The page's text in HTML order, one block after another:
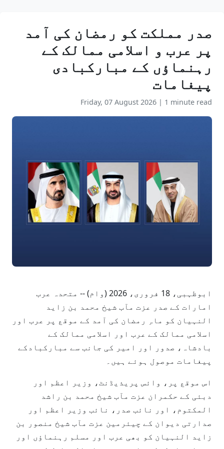
صدر مملکت کو رمضان کی آمد
پر عرب و اسلامی ممالک کے
رہنماؤں کے مبارکبادی
پیغامات
Friday, 07 August 2026 | 1 minute read
ابوظہبی، 18 فروری، 2026 (وام) -- متحدہ عرب
امارات کے صدر عزت مآب شیخ محمد بن زاید
النہیان کو ماہِ رمضان کی آمد کے موقع پر عرب اور
اسلامی ممالک کے عرب اور اسلامی ممالک کے
بادشاہ، صدور اور امیر کی جانب سے مبارکبادکے
پیغامات موصول ہوئے ہیں۔
اس موقع پر، وائس پریذیڈنٹ، وزیر اعظم اور
دبئی کے حکمران عزت مآب شیخ محمد بن راشد
المکتوم، اور نائب صدر، نائب وزیر اعظم اور
صدارتی دیوان کے چیئرمین عزت مآب شیخ منصور بن
زاید النہیان کو بھی عرب اور مسلم رہنماؤں اور